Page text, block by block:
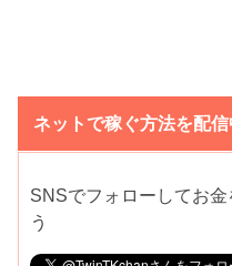
ネットで稼ぐ方法を配信
SNSでフォローしてお
う